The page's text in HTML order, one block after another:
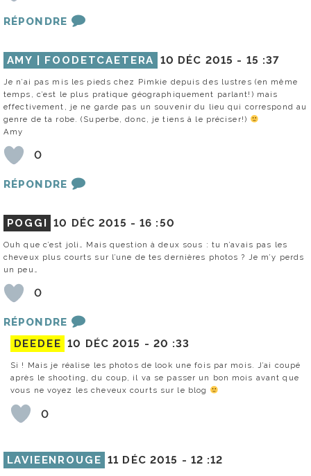
RÉPONDRE
AMY | FOODETCAETERA 10 DÉC 2015 - 15 :37
Je n’ai pas mis les pieds chez Pimkie depuis des lustres (en même
temps, c’est le plus pratique géographiquement parlant!) mais
effectivement, je ne garde pas un souvenir du lieu qui correspond au
genre de ta robe. (Superbe, donc, je tiens à le préciser!)
Amy
0
RÉPONDRE
POGGI 10 DÉC 2015 -16 :50
Ouh que c’est joli… Mais question à deux sous : tu n’avais pas les
cheveux plus courts sur l’une de tes dernières photos ? Je m’y perds
un peu…
0
RÉPONDRE
DEEDEE 10 DÉC 2015 - 20 :33
Si ! Mais je réalise les photos de look une fois par mois. J’ai coupé
après le shooting, du coup, il va se passer un bon mois avant que
vous ne voyez les cheveux courts sur le blog
0
LAVIEENROUGE 11 DÉC 2015 - 12 :12